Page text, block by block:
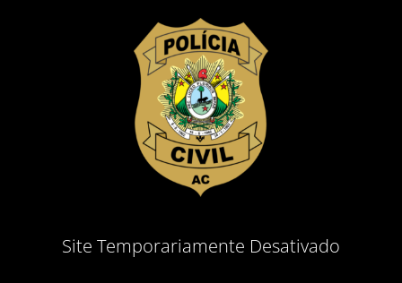
Site Temporariamente Desativado